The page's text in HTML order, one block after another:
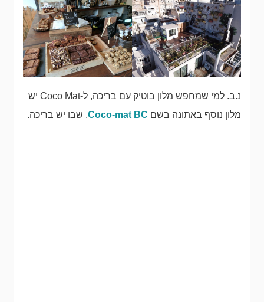
נ.ב. למי שמחפש מלון בוטיק עם בריכה, ל-Coco Mat יש
מלון נוסף באתונה בשם Coco-mat BC, שבו יש בריכה.